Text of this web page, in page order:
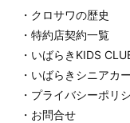
・クロサワの歴史
・特約店契約一覧
・いばらきKIDS
・いばらきシニアカ
・プライバシーポリ
・お問合せ